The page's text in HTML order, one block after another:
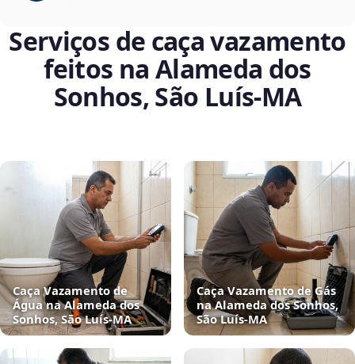
Serviços de caça vazamento
feitos na Alameda dos
Sonhos, São Luís‑MA
Caça Vazamento de
Água na Alameda dos
Sonhos, São Luís‑MA
Caça Vazamento de Gás
na Alameda dos Sonhos,
São Luís‑MA